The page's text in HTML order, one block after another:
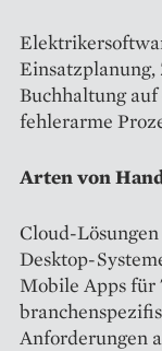
Buchhaltung
fehlerarme
Arten von
Cloud-
Desktop-
Mobile Apps für
Anforderungen